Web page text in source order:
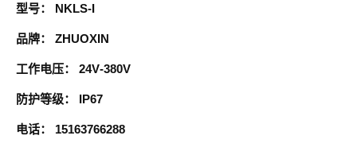
型号： NKLS-I
品牌： ZHUOXIN
工作电压： 24V-380V
防护等级： IP67
电话： 15163766288